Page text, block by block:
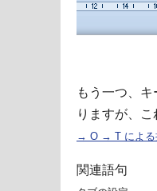
もう一つ、
りますが、
→ O → T による
関連語句